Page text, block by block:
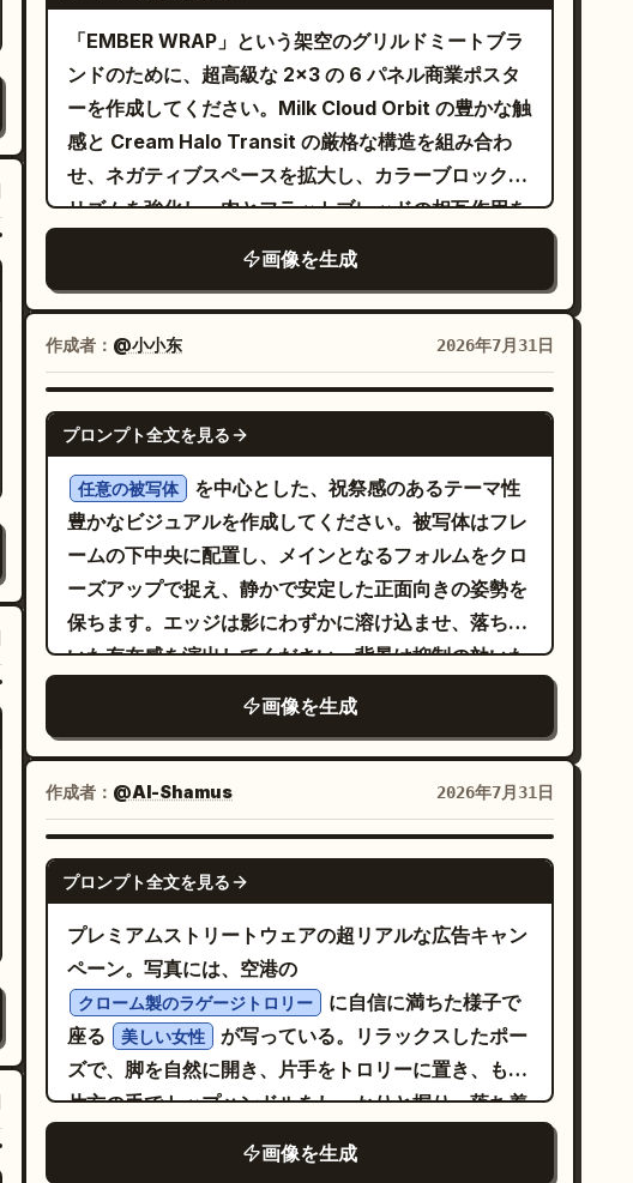
にカーブしており、足元には濡れた黒い砂、浅く反射
する水面、手前には白い波の泡が広がり、灰色がかっ
た青い波が霞んだ水平線へと引いていきます。ドラマ
チックさよりも静かな強さを感じさせる、穏やかでミ
ニマルな映画のような雰囲気を目指してください。照
明は、淡い灰色の空の下での柔らかな自然光とし、コ
ントラストを抑え、影を優しく、色味を抑え、被写界
深度は浅めから中程度に設定します。背景の波はわず
かにぼかし、被写体は鮮明に描写してください。構図
は 4:5 の縦型で、目線からややローアングルとし、空
に十分なネガティブスペースを確保してください。テ
キスト、ロゴ、他の人物、小道具は一切含めず、過度
な加工を避け、生地の質感や肌のディテールまで正確
上げてください。
「EMBER WRAP」という架空のグリルドミートブラ
ンドのために、超高級な 2x3 の 6 パネル商業ポスタ
ーを作成してください。Milk Cloud Orbit の豊かな触
感と Cream Halo Transit の厳格な構造を組み合わ
せ、ネガティブスペースを拡大し、カラーブロックの
リズムを強化し、肉とフラットブレッドの相互作用を
い。最終的なビジュアルは、世界クラスのフラッグシ
ップ・ストリートフード広告のような質感（グラフィ
カル、超写実的、食欲をそそる、コレクター品質）を
備え、6 つの高度に規律されたマイクロポスターが一
体となって高級感のあるレイアウトを構成する必要が
あります。ブランドロゴは英語のみを使用してくださ
い。 コアレイアウト： 厳格な 2x3 の 6 パネルグリッ
ドを採用し、すべてのパネルを均一なサイズにしま
す。全体的なレイアウトは、非常にコントロールされ
た、広々とした高級感のあるものにし、各パネル内の
余白を増やし、2x3 構造全体でより強い視覚的リズム
を持たせてください。各パネルはランダムなコラージ
ュではなく、成熟したブランドキャンペーンの一部と
して扱われるべきです。最終的なポスターは、グラフ
ィカルで整然としており、そのまま広告として使用で
きる品質である必要があります。 Milk Cloud Orbit
の強化： 各パネルにおいて、触覚的なリアリズムをさ
らに追求してください。肉は、より豊かな繊維、深い
焦げ目、優れた脂の乗り、ジューシーな断面、そして
トブレッドは、より温かく、柔らかく、焦げ目が多
く、触感を感じさせるものにしてください。ホワイト
ソース、クリーム、または濃厚なソースのディテール
は、適用箇所において粘り気と物理的な重みを感じさ
せる必要があります。野菜、クランブル、スパイスの
は、すべてコレクター品質の鋭さを感じさせる必要が
画像を生成
作成者： @小小东 2026年7月31日
GPT IMAGE 2
プロンプト全文を見る
任意の被写体
を中心とした、祝祭感のあるテーマ性
豊かなビジュアルを作成してください。被写体はフレ
ームの下中央に配置し、メインとなるフォルムをクロ
ーズアップで捉え、静かで安定した正面向きの姿勢を
保ちます。エッジは影にわずかに溶け込ませ、落ち着
いた存在感を演出してください。背景は抑制の効いた
ベースに、テーマのムードから導き出された明瞭なラ
イティングレイヤーを重ねます。片側には大きなソフ
トエッジの楕円形の影を落とし、もう片側には明るい
余白（ブリージングエリア）を残してください。色彩
は被写体の素材、季節、アイデンティティから抽出
し、クリーンな構造的ベースカラーを広範囲に維持し
つつ、ハイライトとなる情報を鮮明に際立たせます。
下部には、感情的な見出しとして、長く流れるような
ストロークとネオンのような柔らかな白い光を放つ、
巨大な 発光する手書き文字
を配置してください。表
面にはわずかなフィルムグレインとソフトフォーカス
の周辺減光を加え、光と影、そして抑制された色調に
よって構築された、プライベートかつフォーマルな記
念イメージに仕上げてください。
画像を生成
作成者： @Al-Shamus 2026年7月31日
GPT IMAGE 2
プロンプト全文を見る
プレミアムストリートウェアの超リアルな広告キャン
ペーン。写真には、空港の
クローム製のラゲージトロリー
に自信に満ちた様子で
座る
美しい女性
が写っている。リラックスしたポー
ズで、脚を自然に開き、片手をトロリーに置き、もう
片方の手でトップハンドルをしっかりと握り、落ち着
いる。写真の通りの服を着用。広角レンズによる壮大
画像を生成